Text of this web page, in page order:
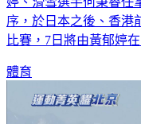
序，於日本之後、香港
比賽，7日將由黃郁婷
體育